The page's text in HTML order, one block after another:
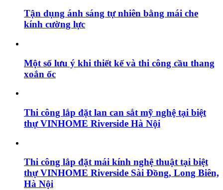
Tận dụng ánh sáng tự nhiên bằng mái che
kính cường lực
Một số lưu ý khi thiết kế và thi công cầu thang
xoắn ốc
Thi công lắp đặt lan can sắt mỹ nghệ tại biệt
thự VINHOME Riverside Hà Nội
Thi công lắp đặt mái kính nghệ thuật tại biệt
thự VINHOME Riverside Sài Đồng, Long Biên,
Hà Nội